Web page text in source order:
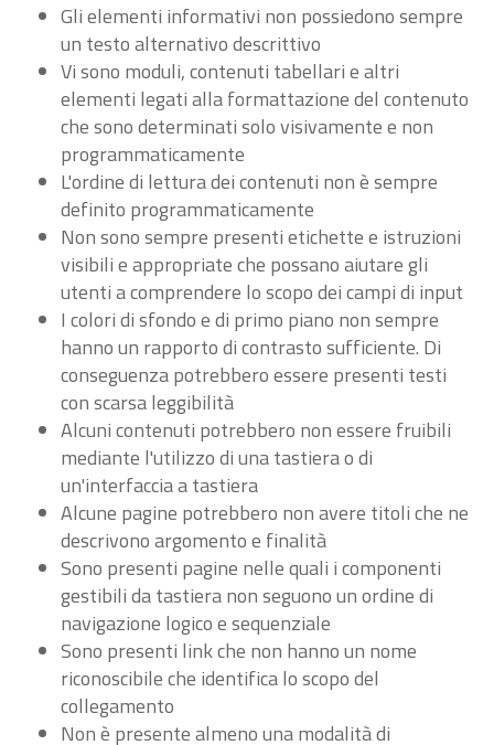
Gli elementi informativi non possiedono sempre
un testo alternativo descrittivo
Vi sono moduli, contenuti tabellari e altri
elementi legati alla formattazione del contenuto
che sono determinati solo visivamente e non
programmaticamente
L'ordine di lettura dei contenuti non è sempre
definito programmaticamente
Non sono sempre presenti etichette e istruzioni
visibili e appropriate che possano aiutare gli
utenti a comprendere lo scopo dei campi di input
I colori di sfondo e di primo piano non sempre
hanno un rapporto di contrasto sufficiente. Di
conseguenza potrebbero essere presenti testi
con scarsa leggibilità
Alcuni contenuti potrebbero non essere fruibili
mediante l'utilizzo di una tastiera o di
un'interfaccia a tastiera
Alcune pagine potrebbero non avere titoli che ne
descrivono argomento e finalità
Sono presenti pagine nelle quali i componenti
gestibili da tastiera non seguono un ordine di
navigazione logico e sequenziale
Sono presenti link che non hanno un nome
riconoscibile che identifica lo scopo del
collegamento
Non è presente almeno una modalità di